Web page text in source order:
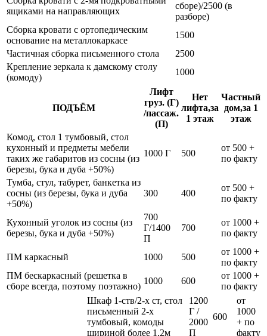
ящиками на направляющих
сборе)/2500 (в
разборе)
Сборка кровати с ортопедическим
основание на металлокаркасе
1500
Частичная сборка письменного стола
2500
Крепление зеркала к дамскому столу
(комоду)
1000
ПОДЪЁМ
Лифт
груз. (Г)
/пассаж.
(П)
Нет
лифта,за
1 этаж
Частный
дом,за 1
этаж
Комод, стол 1 тумбовый, стол
кухонный и предметы мебели
таких же габаритов из сосны (из
березы, бука и дуба +50%)
1000 Г 500
от 500 +
по факту
Тумба, стул, табурет, банкетка из
сосны (из березы, бука и дуба
+50%)
300 400
от 500 +
по факту
Кухонный уголок из сосны (из
березы, бука и дуба +50%)
700
Г/1400
П
700
от 1000 +
по факту
ПМ каркасный 1000 500
от 1000 +
по факту
ПМ бескаркасный (решетка в
сборе всегда, поэтому поэтажно)
1000 600
от 1000 +
по факту
Шкаф 1-ств/2-х ст, стол
письменный 2-х
тумбовый, комоды
шириной более 1,2м
1200
Г /
2000
П
600
от
1000
+ по
факту